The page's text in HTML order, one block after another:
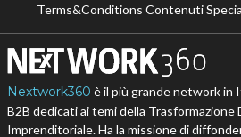
Terms&Conditions Contenuti
Nextwork360 è il più grande network in
B2B dedicati ai temi della Trasformazione
Imprenditoriale. Ha la missione di